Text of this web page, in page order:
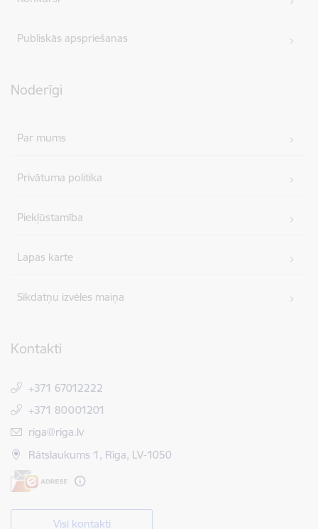
Publiskās apspriešanas
Noderīgi
Par mums
Privātuma politika
Piekļūstamība
Lapas karte
Sīkdatņu izvēles maiņa
Kontakti
+371 67012222
+371 80001201
E-pasts:
riga@riga.lv
Rātslaukums 1, Rīga, LV-1050
Visi kontakti